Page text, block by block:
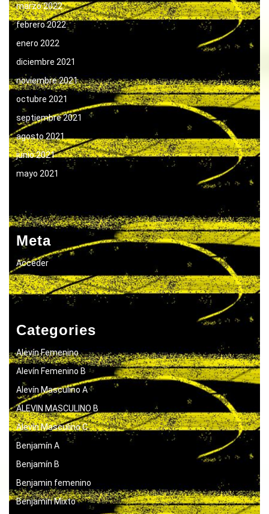
marzo 2022
febrero 2022
enero 2022
diciembre 2021
noviembre 2021
octubre 2021
septiembre 2021
agosto 2021
junio 2021
mayo 2021
Meta
Acceder
Categories
Alevín Femenino
Alevín Femenino B
Alevín Masculino A
ALEVIN MASCULINO B
Alevín Masculino C
Benjamín A
Benjamín B
Benjamin femenino
Benjamín Mixto